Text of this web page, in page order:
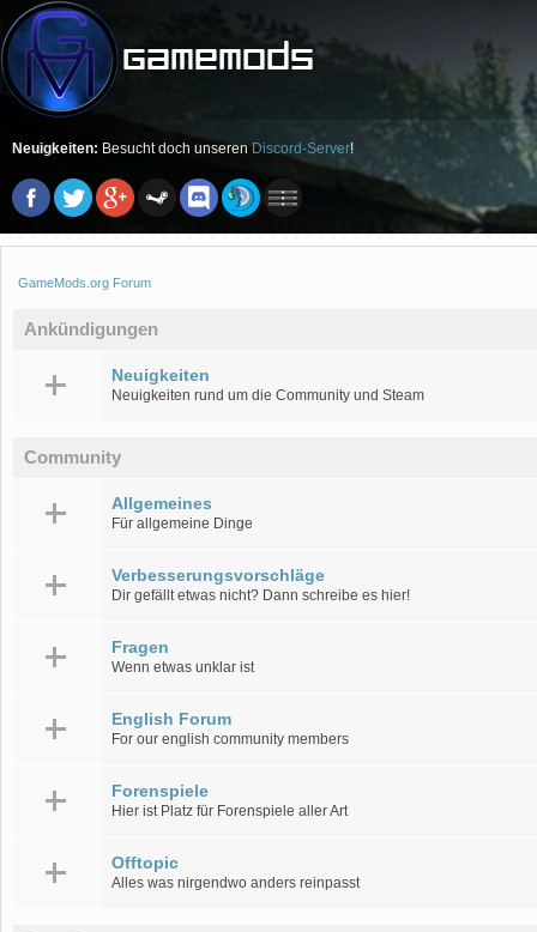
Neuigkeiten: Besucht doch unserenDiscord-Server!
GameMods.org Forum
Ankündigungen
Neuigkeiten
Neuigkeiten rund um die Community und Steam
Community
Allgemeines
Für allgemeine Dinge
Verbesserungsvorschläge
Dir gefällt etwas nicht? Dann schreibe es hier!
Fragen
Wenn etwas unklar ist
English Forum
For our english community members
Forenspiele
Hier ist Platz für Forenspiele aller Art
Offtopic
Alles was nirgendwo anders reinpasst